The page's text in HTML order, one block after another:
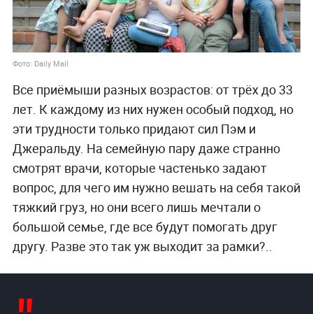
Фото: Daily Mail
Все приёмыши разных возрастов: от трёх до 33
лет. К каждому из них нужен особый подход, но
эти трудности только придают сил Пэм и
Джеральду. На семейную пару даже странно
смотрят врачи, которые частенько задают
вопрос, для чего им нужно вешать на себя такой
тяжкий груз, но они всего лишь мечтали о
большой семье, где все будут помогать друг
другу. Разве это так уж выходит за рамки?..